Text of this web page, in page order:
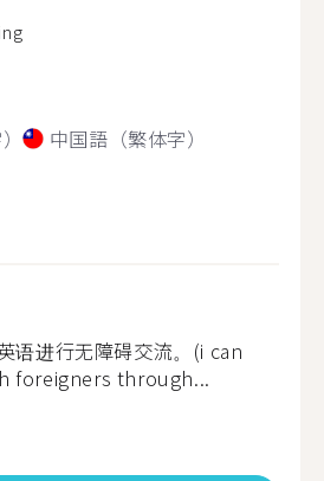
中国語（繁体字）
语进行无障碍交流。(i can
foreigners through...